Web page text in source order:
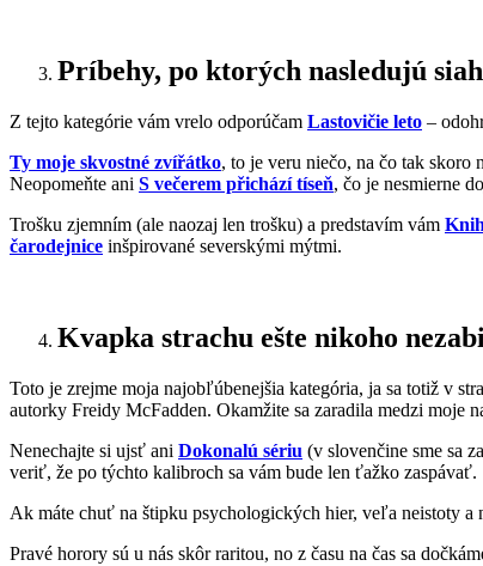
Príbehy, po ktorých nasledujú
Z tejto kategórie vám vrelo odporúčam Lastovičie leto –
Ty moje skvostné zvířátko, to je veru niečo, na čo tak skoro
Neopomeňte ani S večerem přichází tíseň, čo je nesmierne
Trošku zjemním (ale naozaj len trošku) a predstavím vám
čarodejnice inšpirované severskými mýtmi.
Kvapka strachu ešte nikoho
Toto je zrejme moja najobľúbenejšia kategória, ja sa totiž v
autorky Freidy McFadden. Okamžite sa zaradila medzi moje
Nenechajte si ujsť ani Dokonalú sériu (v slovenčine sme sa
veriť, že po týchto kalibroch sa vám bude len ťažko zaspávať.
Ak máte chuť na štipku psychologických hier, veľa neistoty a
Pravé horory sú u nás skôr raritou, no z času na čas sa